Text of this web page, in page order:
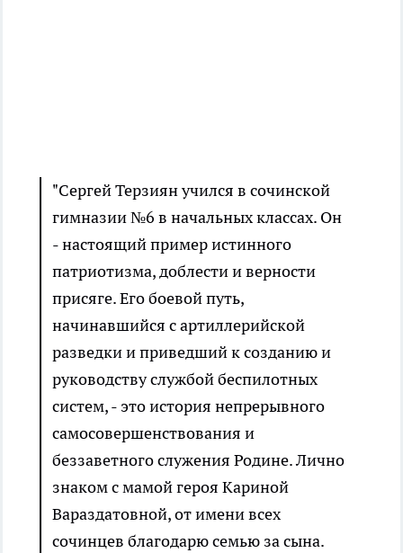
"Сергей Терзиян учился в сочинской
гимназии №6 в начальных классах. Он
- настоящий пример истинного
патриотизма, доблести и верности
присяге. Его боевой путь,
начинавшийся с артиллерийской
разведки и приведший к созданию и
руководству службой беспилотных
систем, - это история непрерывного
самосовершенствования и
беззаветного служения Родине. Лично
знаком с мамой героя Кариной
Вараздатовной, от имени всех
сочинцев благодарю семью за сына.